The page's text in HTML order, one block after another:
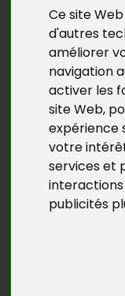
Ce site
d'autres
améliorer
navigation
activer les
site Web,
expérience
votre
services et
publicités
Le
1001